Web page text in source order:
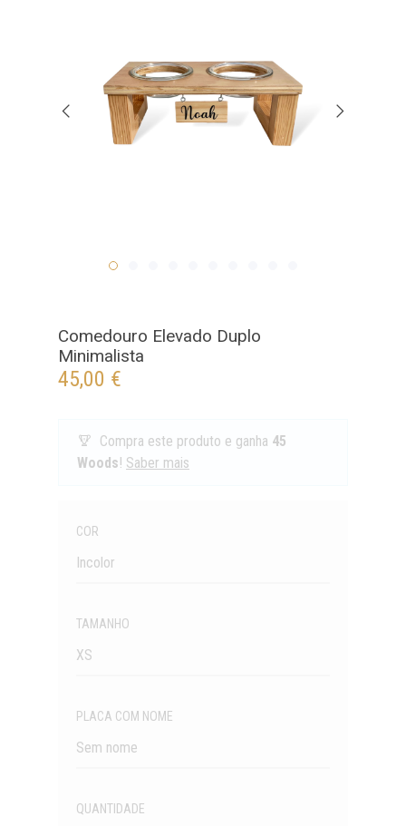
Comedouro Elevado Duplo
Minimalista
45,00 €
Compra este produto e ganha 45
Woods! Saber mais
Quantidade
COR
Incolor
TAMANHO
XS
PLACA COM NOME
Sem nome
QUANTIDADE